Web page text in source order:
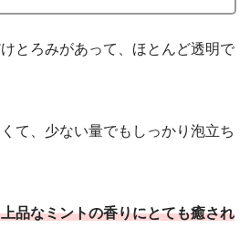
とろみがあって、ほとんど透明で
て、少ない量でもしっかり泡立ち
品なミントの香りにとても癒され